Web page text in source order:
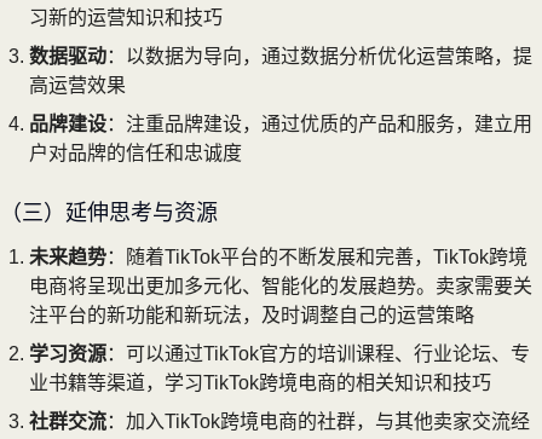
习新的运营知识和技巧
数据驱动：以数据为导向，通过数据分析优化运营策略，提
高运营效果
品牌建设：注重品牌建设，通过优质的产品和服务，建立用
户对品牌的信任和忠诚度
（三）延伸思考与资源
未来趋势：随着TikTok平台的不断发展和完善，TikTok跨境
电商将呈现出更加多元化、智能化的发展趋势。卖家需要关
注平台的新功能和新玩法，及时调整自己的运营策略
学习资源：可以通过TikTok官方的培训课程、行业论坛、专
业书籍等渠道，学习TikTok跨境电商的相关知识和技巧
社群交流：加入TikTok跨境电商的社群，与其他卖家交流经